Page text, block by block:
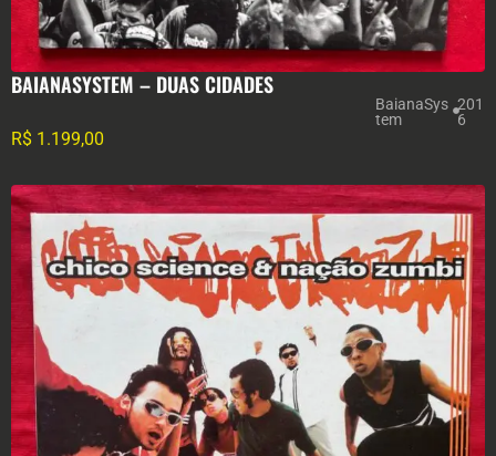
BAIANASYSTEM – DUAS CIDADES
BaianaSys
tem
201
6
R$ 1.199,00